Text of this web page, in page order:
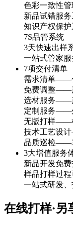
色彩一致性
新品试错服
知识产权保
7S品管系统
3天快速出样
一站式管家
7项交付清单
需求清单——
免费调整——
选材服务——
定制服务——
无版打样——
技术工艺设
品质巡检
3大增值服务
新品开发免
样品打样过
一站式研发
在线打样·另